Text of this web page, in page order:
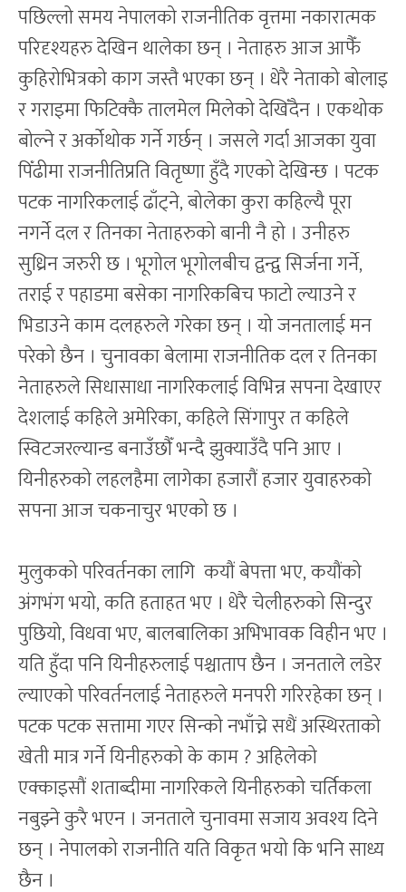
पछिल्लो समय नेपालको राजनीतिक वृत्तमा नकारात्मक
परिदृश्यहरु देखिन थालेका छन् । नेताहरु आज आफैँ
कुहिरोभित्रको काग जस्तै भएका छन् । धेरै नेताको बोलाइ
र गराइमा फिटिक्कै तालमेल मिलेको देखिँदैन । एकथोक
बोल्ने र अर्कोथोक गर्ने गर्छन् । जसले गर्दा आजका युवा
पिँढीमा राजनीतिप्रति वितृष्णा हुँदै गएको देखिन्छ । पटक
पटक नागरिकलाई ढाँट्ने, बोलेका कुरा कहिल्यै पूरा
नगर्ने दल र तिनका नेताहरुको बानी नै हो । उनीहरु
सुध्रिन जरुरी छ । भूगोल भूगोलबीच द्वन्द्व सिर्जना गर्ने,
तराई र पहाडमा बसेका नागरिकबिच फाटो ल्याउने र
भिडाउने काम दलहरुले गरेका छन् । यो जनतालाई मन
परेको छैन । चुनावका बेलामा राजनीतिक दल र तिनका
नेताहरुले सिधासाधा नागरिकलाई विभिन्न सपना देखाएर
देशलाई कहिले अमेरिका, कहिले सिंगापुर त कहिले
स्विटजरल्यान्ड बनाउँछौँ भन्दै झुक्याउँदै पनि आए ।
यिनीहरुको लहलहैमा लागेका हजारौं हजार युवाहरुको
सपना आज चकनाचुर भएको छ ।
मुलुकको परिवर्तनका लागि कयौं बेपत्ता भए, कयौंको
अंगभंग भयो, कति हताहत भए । धेरै चेलीहरुको सिन्दुर
पुछियो, विधवा भए, बालबालिका अभिभावक विहीन भए ।
यति हुँदा पनि यिनीहरुलाई पश्चाताप छैन । जनताले लडेर
ल्याएको परिवर्तनलाई नेताहरुले मनपरी गरिरहेका छन् ।
पटक पटक सत्तामा गएर सिन्को नभाँच्ने सधैं अस्थिरताको
खेती मात्र गर्ने यिनीहरुको के काम ? अहिलेको
एक्काइसौं शताब्दीमा नागरिकले यिनीहरुको चर्तिकला
नबुझ्ने कुरै भएन । जनताले चुनावमा सजाय अवश्य दिने
छन् । नेपालको राजनीति यति विकृत भयो कि भनि साध्य
छैन ।